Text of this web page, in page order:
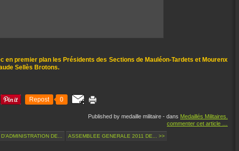
en premier plan les Présidents des Sections de Mauléon-Tardets et Mourenx
Sellès Brotons.
Repost 0
Published by medaille militaire - dans Medaillés Militaires.
commenter cet article
DE... ASSEMBLEE GENERALE 2011 DE... >>